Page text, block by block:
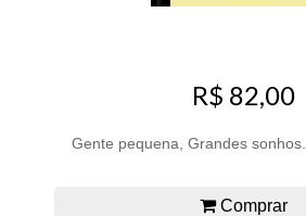
R$ 82,00
Gente pequena, Grandes
Comprar